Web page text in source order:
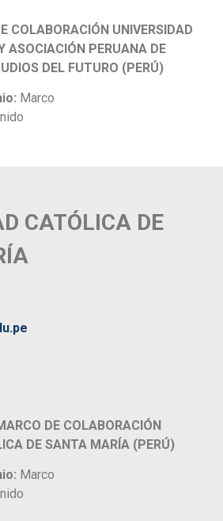
COLABORACIÓN UNIVERSIDAD
ASOCIACIÓN PERUANA DE
DEL FUTURO (PERÚ)
Marco
CATÓLICA DE
DE COLABORACIÓN
DE SANTA MARÍA (PERÚ)
Marco